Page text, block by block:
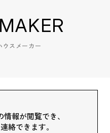
ウスメーカー
報が閲覧でき、
絡できます。